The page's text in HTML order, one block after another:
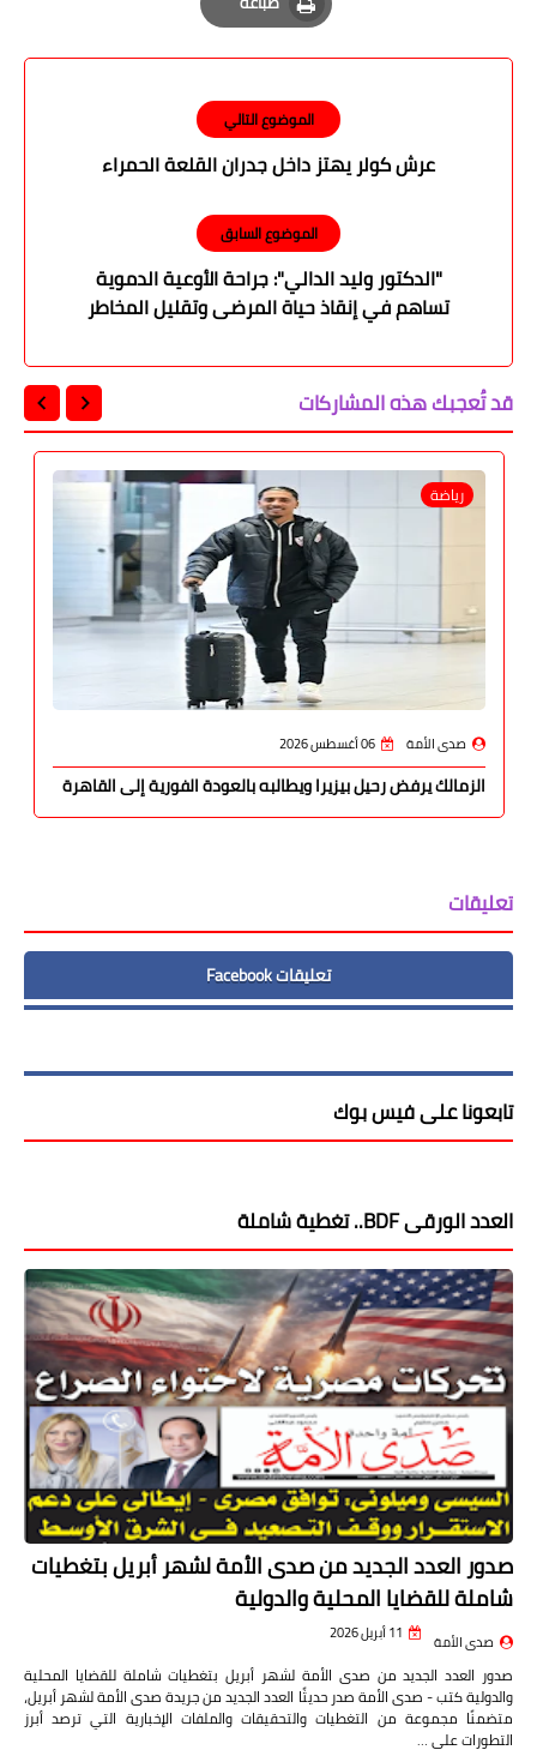
Print
الموضوع التالي
عرش كولر يهتز داخل جدران القلعة الحمراء
الموضوع السابق
"الدكتور وليد الدالي": جراحة الأوعية الدموية
تساهم في إنقاذ حياة المرضى وتقليل المخاطر
قد تُعجبك هذه المشاركات
رياضة
صدى الأمة 06 أغسطس 2026
الزمالك يرفض رحيل بيزيرا ويطالبه بالعودة الفورية إلى القاهرة
تعليقات
تعليقات Facebook
تابعونا على فيس بوك
العدد الورقى BDF.. تغطية شاملة
صدور العدد الجديد من صدى الأمة لشهر أبريل بتغطيات
شاملة للقضايا المحلية والدولية
صدى الأمة 11 أبريل 2026
صدور العدد الجديد من صدى الأمة لشهر أبريل بتغطيات شاملة للقضايا المحلية
والدولية كتب - صدى الأمة صدر حديثًا العدد الجديد من جريدة صدى الأمة لشهر أبريل،
متضمنًا مجموعة من التغطيات والتحقيقات والملفات الإخبارية التي ترصد أبرز
التطورات على …